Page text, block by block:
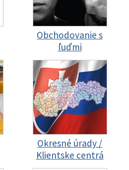
Obchodovanie s
ľuďmi
Okresné úrady /
Klientske centrá